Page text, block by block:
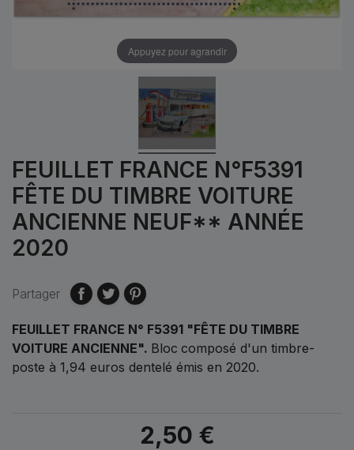
Appuyez pour agrandir
FEUILLET FRANCE N°F5391
FÊTE DU TIMBRE VOITURE
ANCIENNE NEUF** ANNÉE
2020
Partager
FEUILLET FRANCE N° F5391 "FÊTE DU TIMBRE
VOITURE ANCIENNE". Bloc composé d'un timbre-
poste à 1,94 euros dentelé émis en 2020.
2,50 €